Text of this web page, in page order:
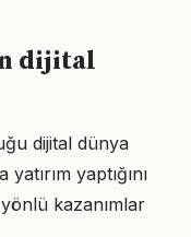
dijital
dijital dünya
yaptığını
kazanımlar